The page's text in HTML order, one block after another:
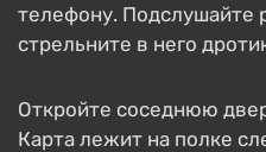
телефону. Подслушайте
стрельните в него
Откройте соседнюю
Карта лежит на полке